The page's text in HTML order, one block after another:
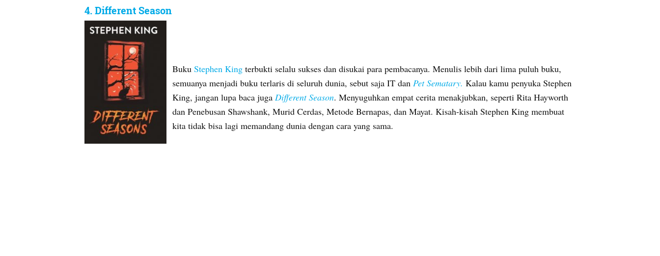
4. Different Season
Buku Stephen King terbukti selalu sukses dan disukai para pembacanya. Menulis lebih dari lima puluh buku,
semuanya menjadi buku terlaris di seluruh dunia, sebut saja IT dan Pet Sematary. Kalau kamu penyuka Stephen
King, jangan lupa baca juga Different Season. Menyuguhkan empat cerita menakjubkan, seperti Rita Hayworth
dan Penebusan Shawshank, Murid Cerdas, Metode Bernapas, dan Mayat. Kisah-kisah Stephen King membuat
kita tidak bisa lagi memandang dunia dengan cara yang sama.